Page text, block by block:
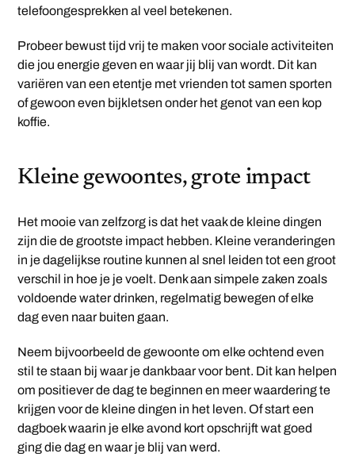
telefoongesprekken al veel betekenen.
Probeer bewust tijd vrij te maken voor sociale activiteiten
die jou energie geven en waar jij blij van wordt. Dit kan
variëren van een etentje met vrienden tot samen sporten
of gewoon even bijkletsen onder het genot van een kop
koffie.
Kleine gewoontes, grote impact
Het mooie van zelfzorg is dat het vaak de kleine dingen
zijn die de grootste impact hebben. Kleine veranderingen
in je dagelijkse routine kunnen al snel leiden tot een groot
verschil in hoe je je voelt. Denk aan simpele zaken zoals
voldoende water drinken, regelmatig bewegen of elke
dag even naar buiten gaan.
Neem bijvoorbeeld de gewoonte om elke ochtend even
stil te staan bij waar je dankbaar voor bent. Dit kan helpen
om positiever de dag te beginnen en meer waardering te
krijgen voor de kleine dingen in het leven. Of start een
dagboek waarin je elke avond kort opschrijft wat goed
ging die dag en waar je blij van werd.